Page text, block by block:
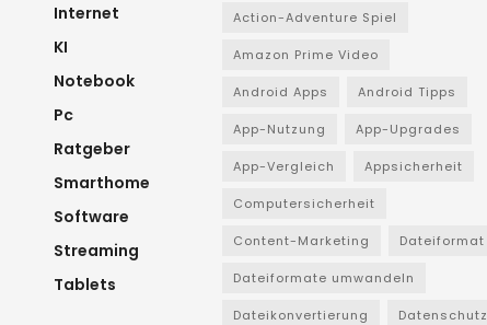
Internet
KI
Notebook
Pc
Ratgeber
Smarthome
Software
Streaming
Tablets
Action-Adventure Spiel
Amazon Prime Video
Android Apps Android Tipps
App-Nutzung App-Upgrades
App-Vergleich Appsicherheit
Computersicherheit
Content-Marketing Dateiformat
Dateiformate umwandeln
Dateikonvertierung Datenschutz